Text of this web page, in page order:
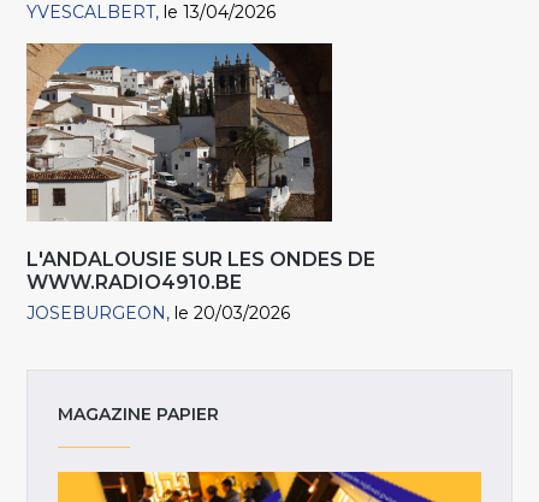
YVESCALBERT le 13/04/2026
L'ANDALOUSIE SUR LES ONDES DE
WWW.RADIO4910.BE
JOSEBURGEON le 20/03/2026
MAGAZINE PAPIER